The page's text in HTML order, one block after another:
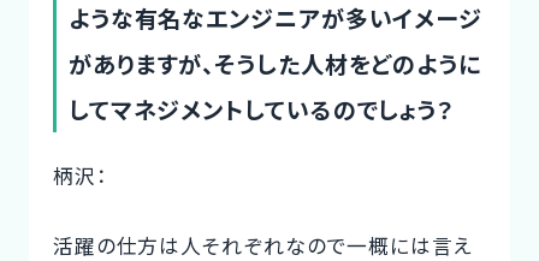
ような有名なエンジニアが多いイメージ
がありますが、そうした人材をどのように
してマネジメントしているのでしょう？
柄沢：
活躍の仕方は人それぞれなので一概には言え